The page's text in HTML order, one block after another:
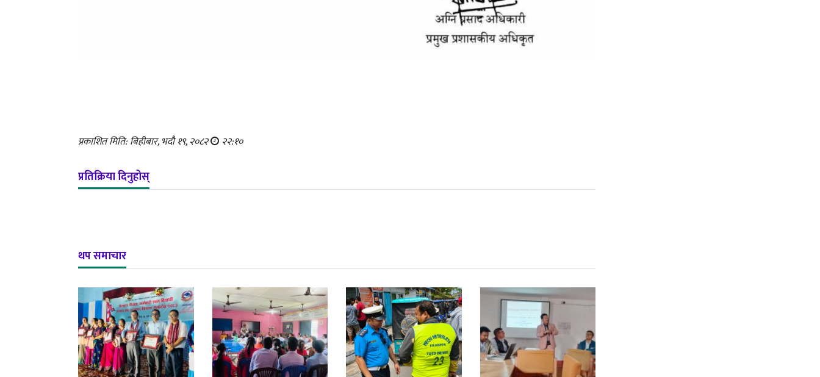
प्रकाशित मिति: बिहीबार, भदौ १९, २०८२ २२:१०
प्रतिक्रिया दिनुहोस्
थप समाचार